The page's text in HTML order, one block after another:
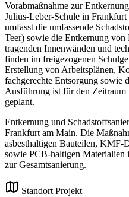
Vorabmaßnahme zur
Julius-Leber-Schule in
umfasst die umfassende
Teer) sowie die Entkernung
tragenden Innenwänden und
finden im freigezogenen
Erstellung von Arbeitsplänen,
fachgerechte Entsorgung sowie
Ausführung ist für den
geplant.
Entkernung und
Frankfurt am Main. Die
asbesthaltigen Bauteilen, KMF-
sowie PCB-haltigen Materialien
zur Gesamtsanierung.
Standort Projekt